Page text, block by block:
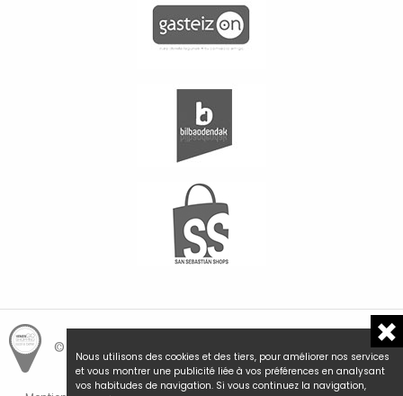
Nous utilisons des cookies et des tiers, pour améliorer nos services
et vous montrer une publicité liée à vos préférences en analysant
vos habitudes de navigation. Si vous continuez la navigation,
© Hemengo Shopping.